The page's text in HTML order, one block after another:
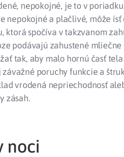
nepokojné, je to v
nepokojné a plačlivé, môže
ktorá spočíva v takzvanom
podávajú zahustené
tak, aby malo hornú časť
poruchy funkcie a
vrodená nepriechodnosť
zásah.
noci